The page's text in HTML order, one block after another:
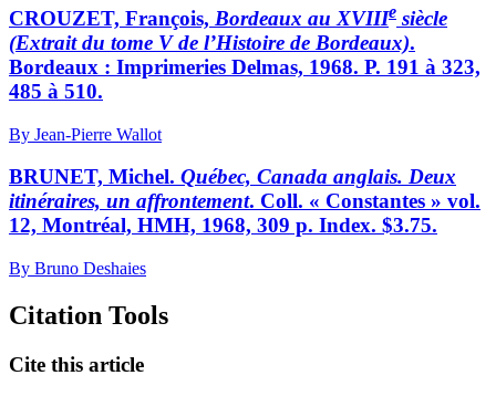
CROUZET, François, Bordeaux au XVIIIe siècle
(Extrait du tome V de l’Histoire de Bordeaux).
Bordeaux : Imprimeries Delmas, 1968. P. 191 à 323,
485 à 510.
By Jean-Pierre Wallot
BRUNET, Michel. Québec, Canada anglais. Deux
itinéraires, un affrontement. Coll. « Constantes » vol.
12, Montréal, HMH, 1968, 309 p. Index. $3.75.
By Bruno Deshaies
Citation Tools
Cite this article